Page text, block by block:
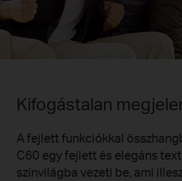
Kifogástalan
A fejlett funkciókkal
C60 egy fejlett és elegáns
színvilágba vezeti be, ami